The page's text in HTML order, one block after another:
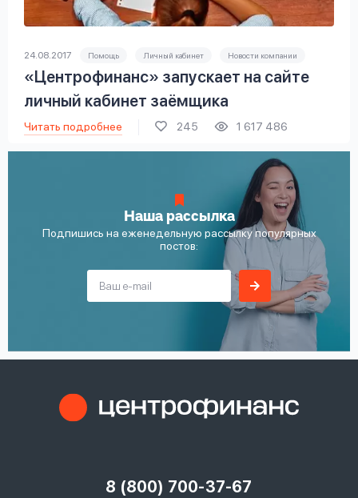
24.08.2017 Помощь Личный кабинет Новости компании
«Центрофинанс» запускает на сайте
личный кабинет заёмщика
Читать подробнее 245 1 617 486
Наша рассылка
Подпишись на еженедельную рассылку популярных
постов:
8 (800) 700-37-67